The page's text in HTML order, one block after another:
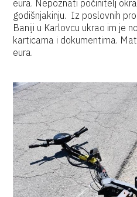
eura. Nepoznati počinitelj
godišnjakinju. Iz poslovnih
Baniji u Karlovcu ukrao im je
karticama i dokumentima.
eura.